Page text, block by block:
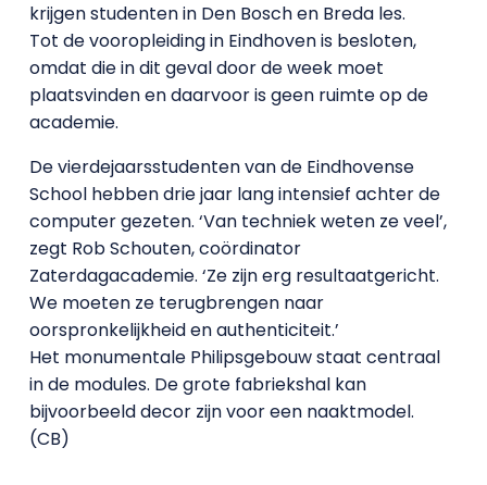
krijgen studenten in Den Bosch en Breda les.
Tot de vooropleiding in Eindhoven is besloten,
omdat die in dit geval door de week moet
plaatsvinden en daarvoor is geen ruimte op de
academie.
De vierdejaarsstudenten van de Eindhovense
School hebben drie jaar lang intensief achter de
computer gezeten. ‘Van techniek weten ze veel’,
zegt Rob Schouten, coördinator
Zaterdagacademie. ‘Ze zijn erg resultaatgericht.
We moeten ze terugbrengen naar
oorspronkelijkheid en authenticiteit.’
Het monumentale Philipsgebouw staat centraal
in de modules. De grote fabriekshal kan
bijvoorbeeld decor zijn voor een naaktmodel.
(CB)